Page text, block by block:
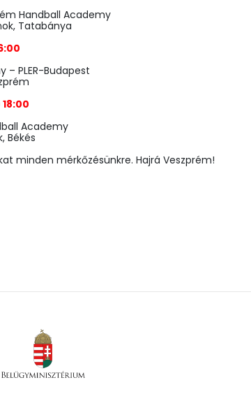
Handball Academy
Tatabánya
– PLER-Budapest
Academy
Békés
minden mérkőzésünkre. Hajrá Veszprém!